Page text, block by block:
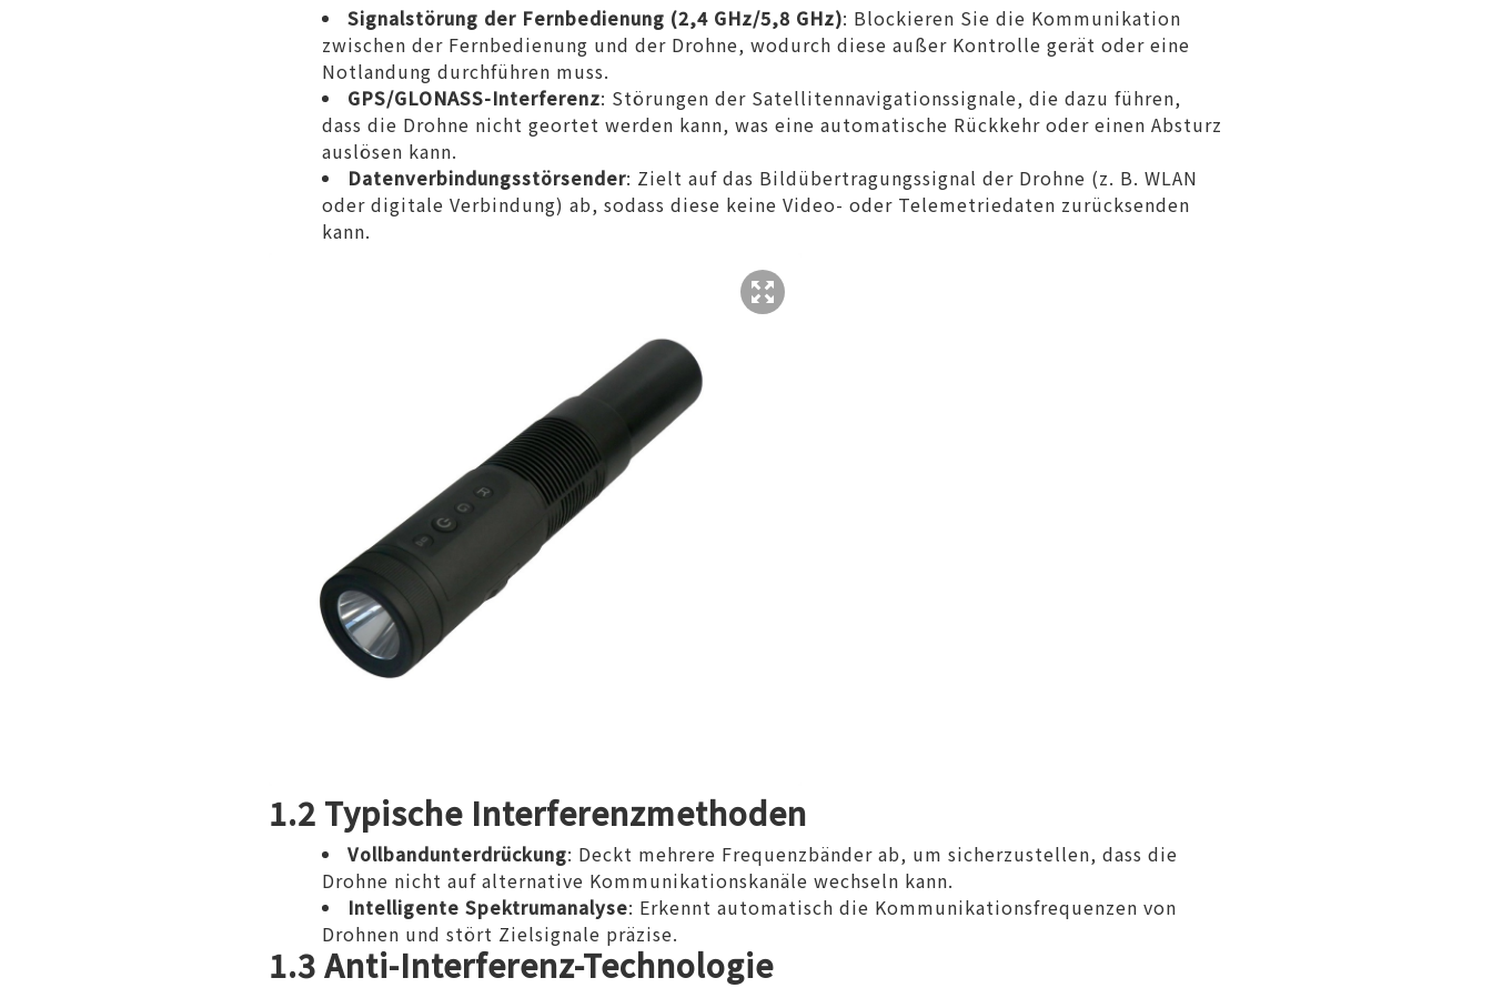
Signalstörung der Fernbedienung (2,4 GHz/5,8 GHz): Blockieren Sie die Kommunikation
zwischen der Fernbedienung und der Drohne, wodurch diese außer Kontrolle gerät oder eine
Notlandung durchführen muss.
GPS/GLONASS-Interferenz: Störungen der Satellitennavigationssignale, die dazu führen,
dass die Drohne nicht geortet werden kann, was eine automatische Rückkehr oder einen Absturz
auslösen kann.
Datenverbindungsstörsender: Zielt auf das Bildübertragungssignal der Drohne (z. B. WLAN
oder digitale Verbindung) ab, sodass diese keine Video- oder Telemetriedaten zurücksenden
kann.
1.2 Typische Interferenzmethoden
Vollbandunterdrückung: Deckt mehrere Frequenzbänder ab, um sicherzustellen, dass die
Drohne nicht auf alternative Kommunikationskanäle wechseln kann.
Intelligente Spektrumanalyse: Erkennt automatisch die Kommunikationsfrequenzen von
Drohnen und stört Zielsignale präzise.
1.3 Anti-Interferenz-Technologie